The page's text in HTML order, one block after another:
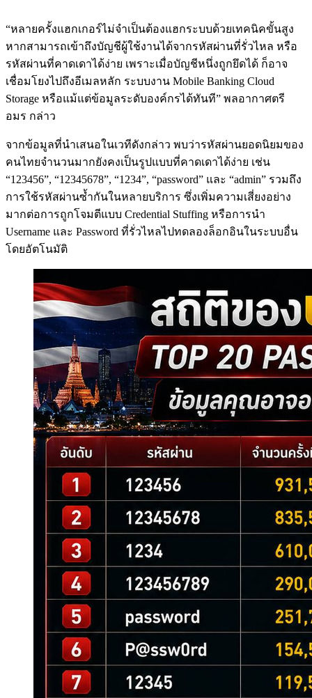
“หลายครั้งแฮกเกอร์ไม่จำเป็นต้องแฮกระบบด้วยเทคนิคขั้นสูง
หากสามารถเข้าถึงบัญชีผู้ใช้งานได้จากรหัสผ่านที่รั่วไหล หรือ
รหัสผ่านที่คาดเดาได้ง่าย เพราะเมื่อบัญชีหนึ่งถูกยึดได้ ก็อาจ
เชื่อมโยงไปถึงอีเมลหลัก ระบบงาน Mobile Banking Cloud
Storage หรือแม้แต่ข้อมูลระดับองค์กรได้ทันที” พลอากาศตรี
อมร กล่าว
จากข้อมูลที่นำเสนอในเวทีดังกล่าว พบว่ารหัสผ่านยอดนิยมของ
คนไทยจำนวนมากยังคงเป็นรูปแบบที่คาดเดาได้ง่าย เช่น
“123456”, “12345678”, “1234”, “password” และ “admin” รวมถึง
การใช้รหัสผ่านซ้ำกันในหลายบริการ ซึ่งเพิ่มความเสี่ยงอย่าง
มากต่อการถูกโจมตีแบบ Credential Stuffing หรือการนำ
Username และ Password ที่รั่วไหลไปทดลองล็อกอินในระบบอื่น
โดยอัตโนมัติ